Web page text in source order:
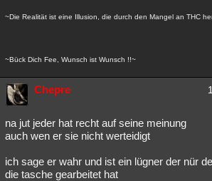
~Die Realität ist eine Illusion, die durch den Mangel an THC
~Bück Dich Fee, Wunsch ist Wunsch !!~
Chepre
na jut jeder hat recht auf seine meinung
auch wen er sie nicht werteidigt
ich sage er wahr und ist ein lügner der nür
die tasche gearbeitet hat